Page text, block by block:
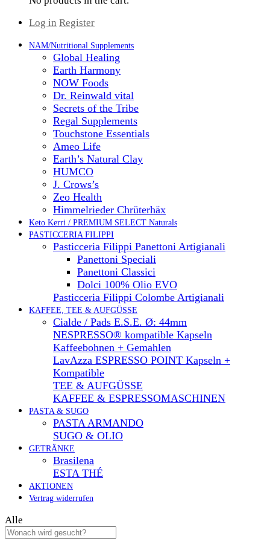
Log in Register
NAM/Nutritional Supplements
Global Healing
Earth Harmony
NOW Foods
Dr. Reinwald vital
Secrets of the Tribe
Regal Supplements
Touchstone Essentials
Ameo Life
Earth’s Natural Clay
HUMCO
J. Crows’s
Zeo Health
Himmelrieder Chrüterhäx
Keto Kerri / PREMIUM SELECT Naturals
PASTICCERIA FILIPPI
Pasticceria Filippi Panettoni Artigianali
Panettoni Speciali
Panettoni Classici
Dolci 100% Olio EVO
Pasticceria Filippi Colombe Artigianali
KAFFEE, TEE & AUFGÜSSE
Cialde / Pads E.S.E. Ø: 44mm
NESPRESSO® kompatible Kapseln
Kaffeebohnen + Gemahlen
LavAzza ESPRESSO POINT Kapseln +
Kompatible
TEE & AUFGÜSSE
KAFFEE & ESPRESSOMASCHINEN
PASTA & SUGO
PASTA ARMANDO
SUGO & OLIO
GETRÄNKE
Brasilena
ESTA THÉ
AKTIONEN
Vertrag widerrufen
Alle